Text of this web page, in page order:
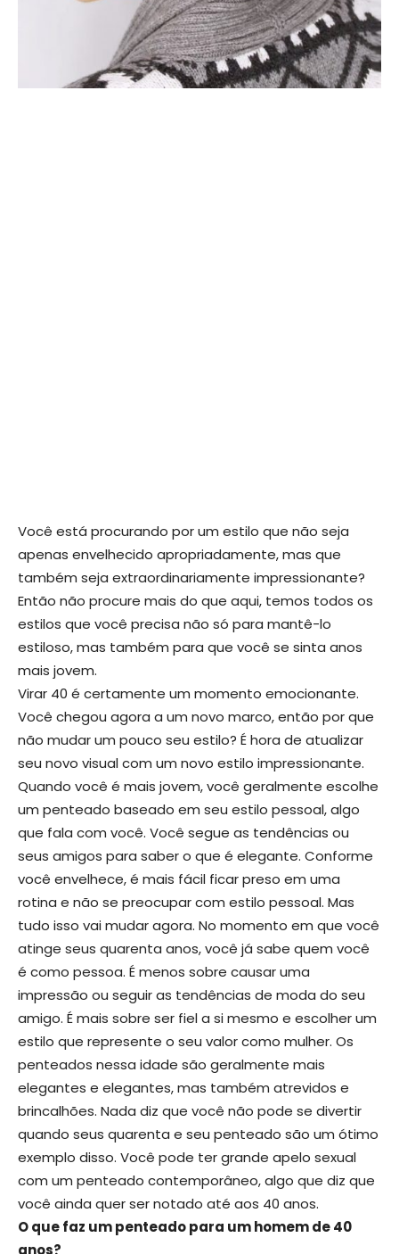
Você está procurando por um estilo que não seja
apenas envelhecido apropriadamente, mas que
também seja extraordinariamente impressionante?
Então não procure mais do que aqui, temos todos os
estilos que você precisa não só para mantê-lo
estiloso, mas também para que você se sinta anos
mais jovem.
Virar 40 é certamente um momento emocionante.
Você chegou agora a um novo marco, então por que
não mudar um pouco seu estilo? É hora de atualizar
seu novo visual com um novo estilo impressionante.
Quando você é mais jovem, você geralmente escolhe
um penteado baseado em seu estilo pessoal, algo
que fala com você. Você segue as tendências ou
seus amigos para saber o que é elegante. Conforme
você envelhece, é mais fácil ficar preso em uma
rotina e não se preocupar com estilo pessoal. Mas
tudo isso vai mudar agora. No momento em que você
atinge seus quarenta anos, você já sabe quem você
é como pessoa. É menos sobre causar uma
impressão ou seguir as tendências de moda do seu
amigo. É mais sobre ser fiel a si mesmo e escolher um
estilo que represente o seu valor como mulher. Os
penteados nessa idade são geralmente mais
elegantes e elegantes, mas também atrevidos e
brincalhões. Nada diz que você não pode se divertir
quando seus quarenta e seu penteado são um ótimo
exemplo disso. Você pode ter grande apelo sexual
com um penteado contemporâneo, algo que diz que
você ainda quer ser notado até aos 40 anos.
O que faz um penteado para um homem de 40
anos?